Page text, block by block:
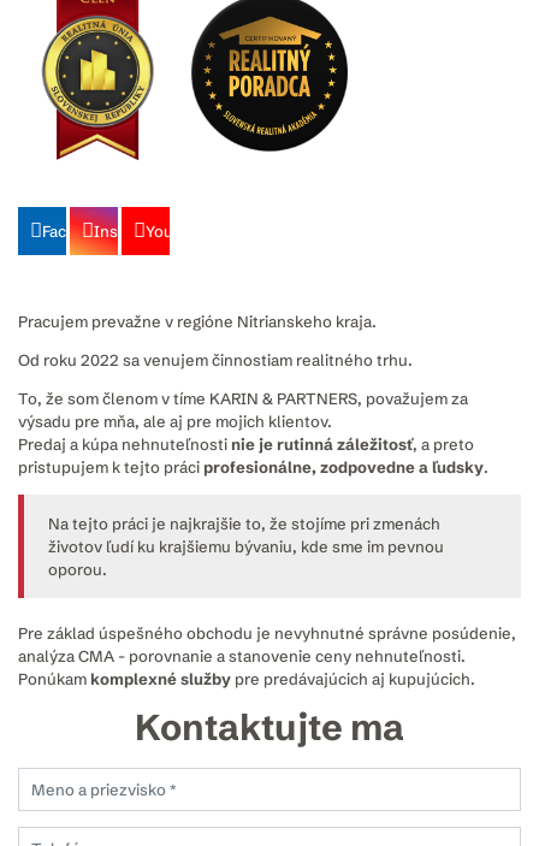
FacebookInstagramYoutube
Pracujem prevažne v regióne Nitrianskeho kraja.
Od roku 2022 sa venujem činnostiam realitného trhu.
To, že som členom v tíme KARIN & PARTNERS, považujem za
výsadu pre mňa, ale aj pre mojich klientov.
Predaj a kúpa nehnuteľnosti nie je rutinná záležitosť, a preto
pristupujem k tejto práci profesionálne, zodpovedne a ľudsky.
Na tejto práci je najkrajšie to, že stojíme pri zmenách
životov ľudí ku krajšiemu bývaniu, kde sme im pevnou
oporou.
Pre základ úspešného obchodu je nevyhnutné správne posúdenie,
analýza CMA - porovnanie a stanovenie ceny nehnuteľnosti.
Ponúkam komplexné služby pre predávajúcich aj kupujúcich.
Kontaktujte ma